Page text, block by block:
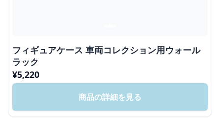
フィギュアケース 車両コレクション用ウォール
ラック
¥5,220
商品の詳細を見る